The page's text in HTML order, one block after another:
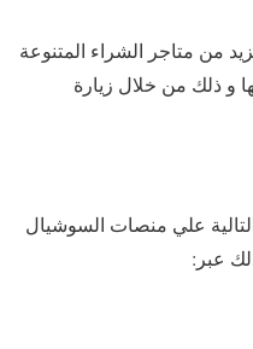
من متاجر الشراء المتنوعة
و ذلك من خلال زيارة
علي منصات السوشيال
عبر: